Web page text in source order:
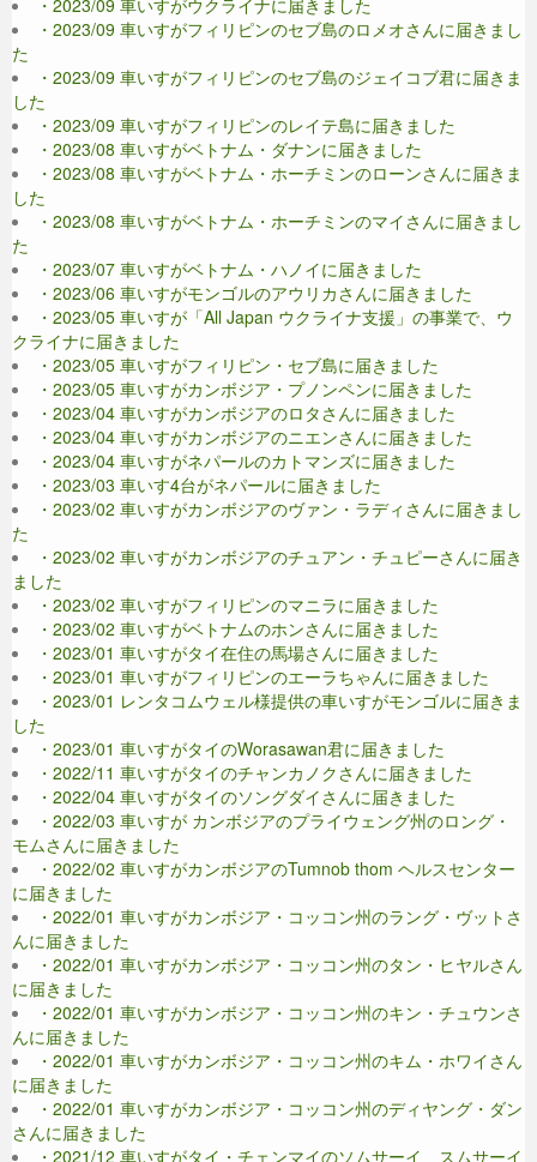
・2023/09 車いすがフィリピンのセブ島のロメオさんに届きまし
た
・2023/09 車いすがフィリピンのセブ島のジェイコブ君に届きま
した
・2023/09 車いすがフィリピンのレイテ島に届きました
・2023/08 車いすがベトナム・ダナンに届きました
・2023/08 車いすがベトナム・ホーチミンのローンさんに届きま
した
・2023/08 車いすがベトナム・ホーチミンのマイさんに届きまし
た
・2023/07 車いすがベトナム・ハノイに届きました
・2023/06 車いすがモンゴルのアウリカさんに届きました
・2023/05 車いすが「All Japan ウクライナ支援」の事業で、ウ
クライナに届きました
・2023/05 車いすがフィリピン・セブ島に届きました
・2023/05 車いすがカンボジア・プノンペンに届きました
・2023/04 車いすがカンボジアのロタさんに届きました
・2023/04 車いすがカンボジアのニエンさんに届きました
・2023/04 車いすがネパールのカトマンズに届きました
・2023/03 車いす4台がネパールに届きました
・2023/02 車いすがカンボジアのヴァン・ラディさんに届きまし
た
・2023/02 車いすがカンボジアのチュアン・チュピーさんに届き
ました
・2023/02 車いすがフィリピンのマニラに届きました
・2023/02 車いすがベトナムのホンさんに届きました
・2023/01 車いすがタイ在住の馬場さんに届きました
・2023/01 車いすがフィリピンのエーラちゃんに届きました
・2023/01 レンタコムウェル様提供の車いすがモンゴルに届きま
した
・2023/01 車いすがタイのWorasawan君に届きました
・2022/11 車いすがタイのチャンカノクさんに届きました
・2022/04 車いすがタイのソングダイさんに届きました
・2022/03 車いすが カンボジアのプライウェング州のロング・
モムさんに届きました
・2022/02 車いすがカンボジアのTumnob thom ヘルスセンター
に届きました
・2022/01 車いすがカンボジア・コッコン州のラング・ヴットさ
んに届きました
・2022/01 車いすがカンボジア・コッコン州のタン・ヒヤルさん
に届きました
・2022/01 車いすがカンボジア・コッコン州のキン・チュウンさ
んに届きました
・2022/01 車いすがカンボジア・コッコン州のキム・ホワイさん
に届きました
・2022/01 車いすがカンボジア・コッコン州のディヤング・ダン
さんに届きました
・2021/12 車いすがタイ・チェンマイのソムサーイ スムサーイ